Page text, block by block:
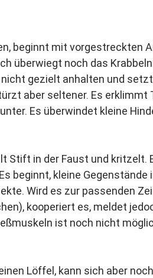
beginnt mit vorgestreckten
überwiegt noch das
nicht gezielt anhalten und
aber seltener. Es erklimmt
Es überwindet kleine
Stift in der Faust und kritzelt.
beginnt, kleine Gegenstände
Wird es zur passenden
kooperiert es, meldet
ist noch nicht
Löffel, kann sich aber